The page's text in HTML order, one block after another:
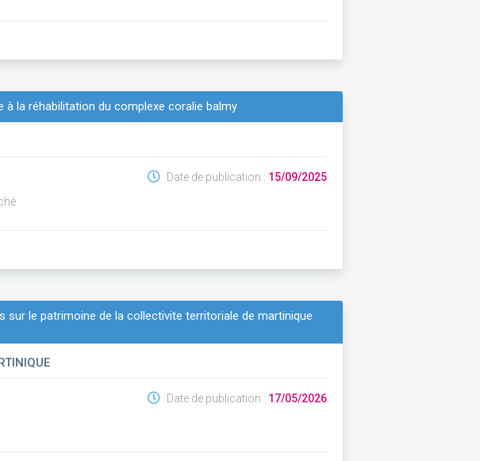
à la réhabilitation du complexe coralie balmy
Date de publication : 15/09/2025
sur le patrimoine de la collectivite territoriale de martinique
Date de publication : 17/05/2026